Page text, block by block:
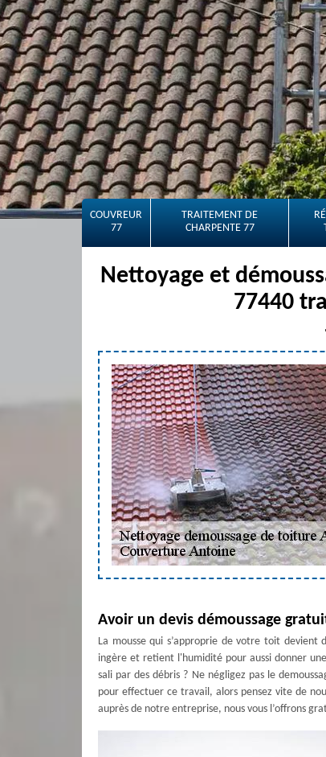
COUVREUR
77
TRAITEMENT DE
CHARPENTE 77
Nettoyage et
77440
Avoir un devis démoussage
La mousse qui s’approprie de votre toit
ingère et retient l'humidité pour aussi donner
sali par des débris ? Ne négligez pas le
pour effectuer ce travail, alors pensez vite de
auprès de notre entreprise, nous vous l’offrons